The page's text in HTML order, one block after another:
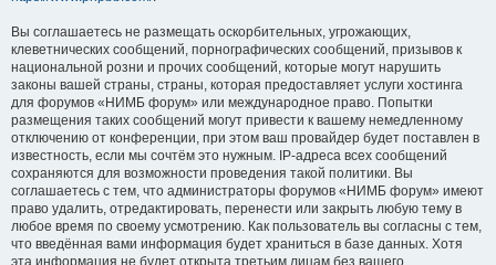
Вы соглашаетесь не размещать оскорбительных, угрожающих,
клеветнических сообщений, порнографических сообщений, призывов к
национальной розни и прочих сообщений, которые могут нарушить
законы вашей страны, страны, которая предоставляет услуги хостинга
для форумов «НИМБ форум» или международное право. Попытки
размещения таких сообщений могут привести к вашему немедленному
отключению от конференции, при этом ваш провайдер будет поставлен в
известность, если мы сочтём это нужным. IP-адреса всех сообщений
сохраняются для возможности проведения такой политики. Вы
соглашаетесь с тем, что администраторы форумов «НИМБ форум» имеют
право удалить, отредактировать, перенести или закрыть любую тему в
любое время по своему усмотрению. Как пользователь вы согласны с тем,
что введённая вами информация будет храниться в базе данных. Хотя
эта информация не будет открыта третьим лицам без вашего